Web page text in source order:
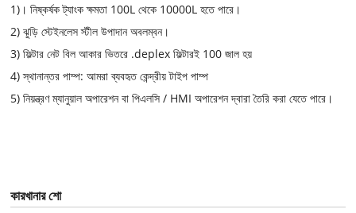
1)। নিষ্কর্ষক ট্যাংক ক্ষমতা 100L থেকে 10000L হতে পারে।
2) ঝুড়ি স্টেইনলেস স্টীল উপাদান অবলম্বন।
3) ফিল্টার নেট বিল আকার ভিতরে .deplex ফিল্টারই 100 জাল হয়
4) স্থানান্তর পাম্প: আমরা ব্যবহৃত কেন্দ্রীয় টাইপ পাম্প
5) নিয়ন্ত্রণ ম্যানুয়াল অপারেশন বা পিএলসি / HMI অপারেশন দ্বারা তৈরি করা যেতে পারে।
কারখানার শো